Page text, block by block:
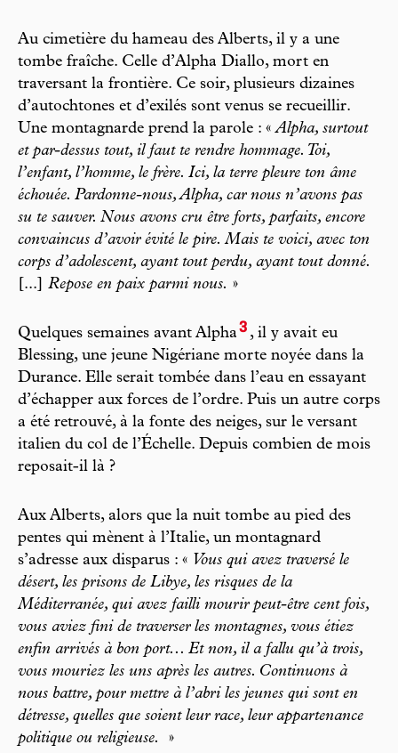
Au cimetière du hameau des Alberts, il y a une
tombe fraîche. Celle d’Alpha Diallo, mort en
traversant la frontière. Ce soir, plusieurs dizaines
d’autochtones et d’exilés sont venus se recueillir.
Une montagnarde prend la parole : «Alpha, surtout
et par-dessus tout, il faut te rendre hommage. Toi,
l’enfant, l’homme, le frère. Ici, la terre pleure ton âme
échouée. Pardonne-nous, Alpha, car nous n’avons pas
su te sauver. Nous avons cru être forts, parfaits, encore
convaincus d’avoir évité le pire. Mais te voici, avec ton
corps d’adolescent, ayant tout perdu, ayant tout donné.
[...] Repose en paix parmi nous. »
Quelques semaines avant Alpha3 , il y avait eu
Blessing, une jeune Nigériane morte noyée dans la
Durance. Elle serait tombée dans l’eau en essayant
d’échapper aux forces de l’ordre. Puis un autre corps
a été retrouvé, à la fonte des neiges, sur le versant
italien du col de l’Échelle. Depuis combien de mois
reposait-il là ?
Aux Alberts, alors que la nuit tombe au pied des
pentes qui mènent à l’Italie, un montagnard
s’adresse aux disparus : « Vous qui avez traversé le
désert, les prisons de Libye, les risques de la
Méditerranée, qui avez failli mourir peut-être cent fois,
vous aviez fini de traverser les montagnes, vous étiez
enfin arrivés à bon port... Et non, il a fallu qu’à trois,
vous mouriez les uns après les autres. Continuons à
nous battre, pour mettre à l’abri les jeunes qui sont en
détresse, quelles que soient leur race, leur appartenance
politique ou religieuse.
»